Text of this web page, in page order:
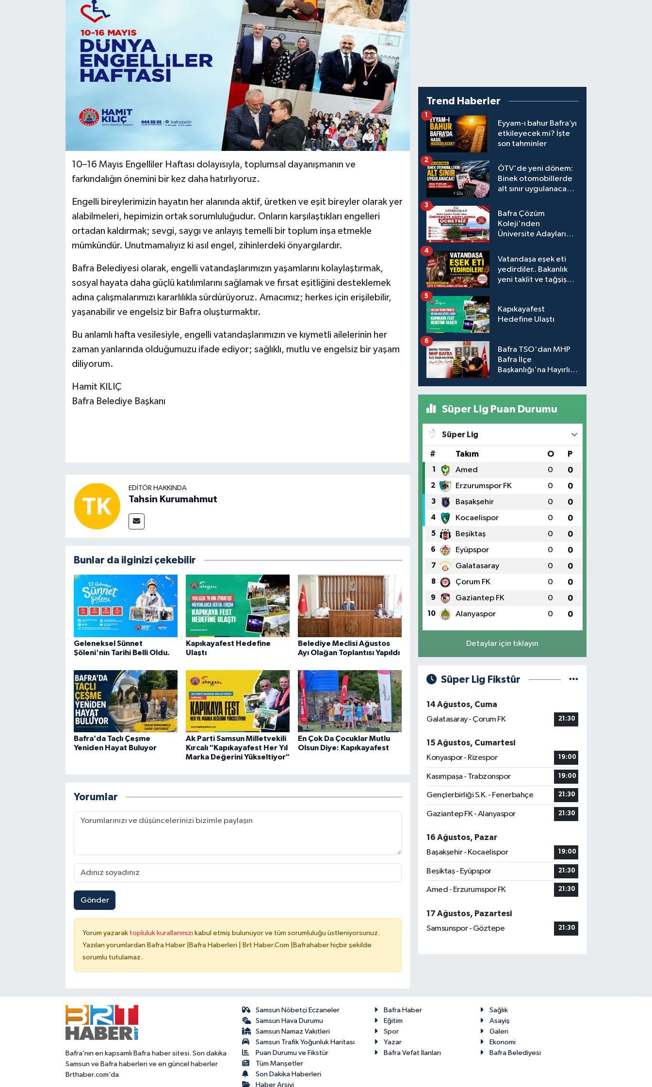
10–16 Mayıs Engelliler Haftası dolayısıyla, toplumsal dayanışmanın ve
farkındalığın önemini bir kez daha hatırlıyoruz.
Engelli bireylerimizin hayatın her alanında aktif, üretken ve eşit bireyler olarak yer
alabilmeleri, hepimizin ortak sorumluluğudur. Onların karşılaştıkları engelleri
ortadan kaldırmak; sevgi, saygı ve anlayış temelli bir toplum inşa etmekle
mümkündür. Unutmamalıyız ki asıl engel, zihinlerdeki önyargılardır.
Bafra Belediyesi olarak, engelli vatandaşlarımızın yaşamlarını kolaylaştırmak,
sosyal hayata daha güçlü katılımlarını sağlamak ve fırsat eşitliğini desteklemek
adına çalışmalarımızı kararlılıkla sürdürüyoruz. Amacımız; herkes için erişilebilir,
yaşanabilir ve engelsiz bir Bafra oluşturmaktır.
Bu anlamlı hafta vesilesiyle, engelli vatandaşlarımızın ve kıymetli ailelerinin her
zaman yanlarında olduğumuzu ifade ediyor; sağlıklı, mutlu ve engelsiz bir yaşam
diliyorum.
Hamit KILIÇ
Bafra Belediye Başkanı
EDITÖR HAKKINDA
Tahsin Kurumahmut
Bunlar da ilginizi çekebilir
Geleneksel Sünnet
Şöleni'nin Tarihi Belli Oldu.
Kapıkayafest Hedefine
Ulaştı
Belediye Meclisi Ağustos
Ayı Olağan Toplantısı Yapıldı
Bafra’da Taçlı Çeşme
Yeniden Hayat Buluyor
Ak Parti Samsun Milletvekili
Kırcalı "Kapıkayafest Her Yıl
Marka Değerini Yükseltiyor"
En Çok Da Çocuklar Mutlu
Olsun Diye: Kapıkayafest
Yorumlar
Gönder
Yorum yazarak topluluk kurallarımızı kabul etmiş bulunuyor ve tüm sorumluluğu üstleniyorsunuz.
Yazılan yorumlardan Bafra Haber |Bafra Haberleri | Brt Haber.Com |Bafrahaber hiçbir şekilde
sorumlu tutulamaz.
Trend Haberler
Eyyam-ı bahur Bafra’yı
etkileyecek mi? İşte
son tahminler
1
ÖTV'de yeni dönem:
Binek otomobillerde
alt sınır uygulanacak!
etkilenecek?
2
Bafra Çözüm
Koleji'nden
Üniversite Adaylarına
Desteği
3
Vatandaşa eşek eti
yedirdiler.. Bakanlık
yeni taklit ve tağşiş
4
Kapıkayafest
Hedefine Ulaştı
5
Bafra TSO'dan MHP
Bafra İlçe
Başkanlığı'na Hayırlı
6
Süper Lig Puan Durumu
Süper Lig
# Takım O P
1 Amed 0 0
2 Erzurumspor FK 0 0
3 Başakşehir 0 0
4 Kocaelispor 0 0
5 Beşiktaş 0 0
6 Eyüpspor 0 0
7 Galatasaray 0 0
8 Çorum FK 0 0
9 Gaziantep FK 0 0
10 Alanyaspor 0 0
Detaylar için tıklayın
Süper Lig Fikstür
14 Ağustos, Cuma
Galatasaray - Çorum FK
21:30
15 Ağustos, Cumartesi
Konyaspor - Rizespor
19:00
Kasımpaşa - Trabzonspor 19:00
Gençlerbirliği S.K. - Fenerbahçe 21:30
Gaziantep FK - Alanyaspor 21:30
16 Ağustos, Pazar
Başakşehir - Kocaelispor
19:00
Beşiktaş - Eyüpspor 21:30
Amed - Erzurumspor FK 21:30
17 Ağustos, Pazartesi
Samsunspor - Göztepe
21:30
Bafra’nın en kapsamlı Bafra haber sitesi. Son dakika
Samsun ve Bafra haberleri ve en güncel haberler
Brthaber.com’da
Samsun Nöbetçi Eczaneler
Samsun Hava Durumu
Samsun Namaz Vakitleri
Samsun Trafik Yoğunluk Haritası
Puan Durumu ve Fikstür
Tüm Manşetler
Son Dakika Haberleri
Haber Arşivi
Bafra Haber
Sağlık
Eğitim
Asayiş
Spor
Galeri
Yazar
Ekonomi
Bafra Vefat İlanları
Bafra Belediyesi